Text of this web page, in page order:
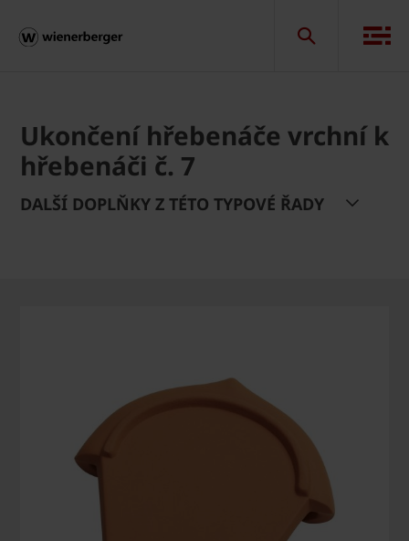
Ukončení hřebenáče vrchní k
hřebenáči č. 7
DALŠÍ DOPLŇKY Z TÉTO TYPOVÉ ŘADY